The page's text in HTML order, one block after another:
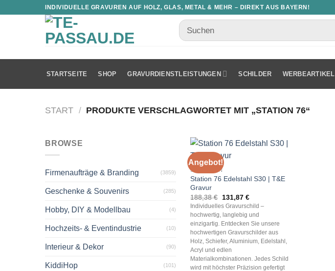
INDIVIDUELLE GRAVUREN AUF HOLZ, GLAS, METAL & MEHR – DIREKT AUS BAYERN!
STARTSEITE SHOP GRAVURDIENSTLEISTUNGEN SCHILDER WERBEARTIKEL
START / PRODUKTE VERSCHLAGWORTET MIT „STATION 76“
BROWSE
Firmenaufträge & Branding (3859)
Geschenke & Souvenirs (285)
Hobby, DIY & Modellbau (4)
Hochzeits- & Eventindustrie (10)
Interieur & Dekor (90)
KiddiHop (101)
Angebot!
STATIONEN
Station 76 Edelstahl S30 | T&E
Gravur
188,38€
Ursprünglicher
Preis
war:
188,38 €
131,87 €Aktueller
Preis
ist:
131,87 €.
Individuelles Gravurschild –
hochwertig, langlebig und
einzigartig. Entdecken Sie unsere
hochwertigen Gravurschilder aus
Holz, Schiefer, Aluminium, Edelstahl,
Acryl und edlen
Materialkombinationen. Jedes Schild
wird mit höchster Präzision gefertigt